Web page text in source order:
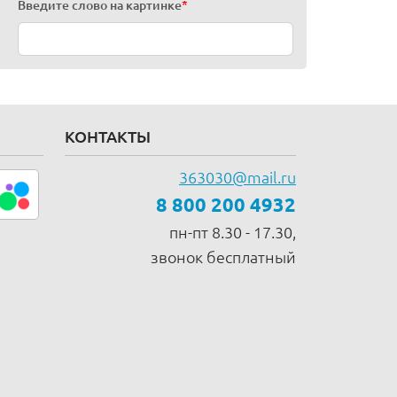
Введите слово на картинке*
КОНТАКТЫ
363030@mail.ru
8 800 200 4932
пн-пт 8.30 - 17.30,
звонок бесплатный